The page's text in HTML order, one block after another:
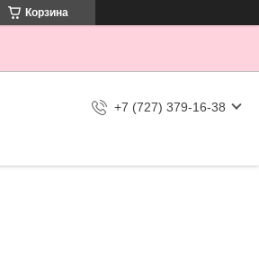
Корзина
+7 (727) 379-16-38